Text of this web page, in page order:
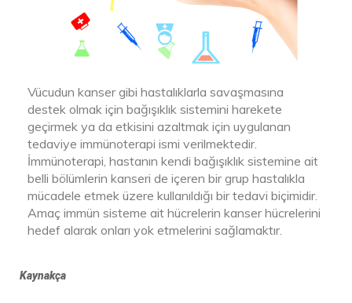
Vücudun kanser gibi hastalıklarla savaşmasına
destek olmak için bağışıklık sistemini harekete
geçirmek ya da etkisini azaltmak için uygulanan
tedaviye immünoterapi ismi verilmektedir.
İmmünoterapi, hastanın kendi bağışıklık sistemine ait
belli bölümlerin kanseri de içeren bir grup hastalıkla
mücadele etmek üzere kullanıldığı bir tedavi biçimidir.
Amaç immün sisteme ait hücrelerin kanser hücrelerini
hedef alarak onları yok etmelerini sağlamaktır.
Kaynakça